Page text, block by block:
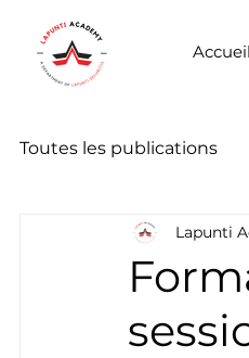
Accueil
Toutes les publications
Lapunti